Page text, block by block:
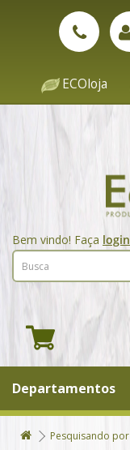
ECOloja
Bem vindo! Faça login
Departamentos
Pesquisando por